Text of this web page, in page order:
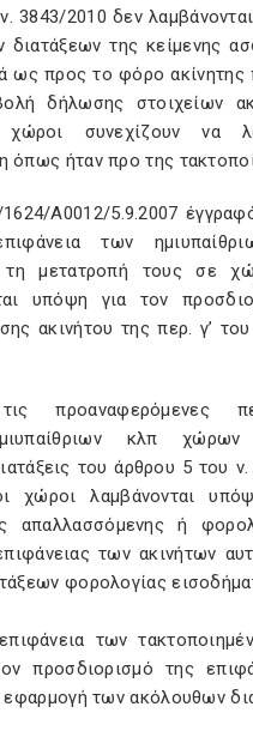
3843/2010 δεν
της κείμενης
ως προς το φόρο ακίνητης
δήλωσης στοιχείων
χώροι συνεχίζουν να
όπως ήταν προ της
Α0012/5.9.2007
των
τη μετατροπή τους σε
υπόψη για τον
ακινήτου της περ. γ’
κλπ χώρων
του άρθρου 5 του
χώροι λαμβάνονται
απαλλασσόμενης ή
των ακινήτων
φορολογίας
των
προσδιορισμό της
εφαρμογή των ακόλουθων